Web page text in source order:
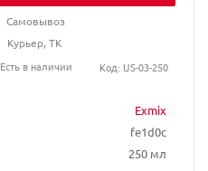
Exmix
fe1d0c
250 мл
Самовывоз
Курьер, ТК
Есть в наличии
Код: US-03-250